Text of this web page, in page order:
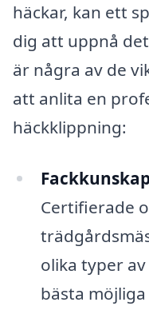
häckar, kan ett
dig att uppnå
är några av de
att anlita en
häckklippning:
Certifierade
olika typer
bästa